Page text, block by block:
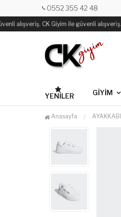
0552 355 42 48
alışveriş. CK Giyim ile güvenli alışveriş.
YENILER GİYİM
Anasayfa AYAKKABI